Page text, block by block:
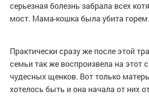
серьезная болезнь забрала всех
мост. Мама-кошка была убита
Практически сразу же после этой
семьи так же воспроизвела на этот
чудесных щенков. Вот только
хотелось быть и она начала от них